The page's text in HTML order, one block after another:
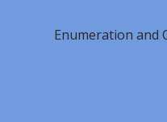
Enumeration and